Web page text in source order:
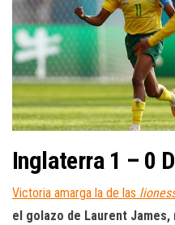
Inglaterra 1 – 0
Victoria amarga la de las
el golazo de Laurent James,